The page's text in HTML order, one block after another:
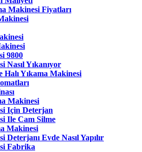
Makinesi Fiyatları
9800
Nasıl Yıkanıyor
Halı Yıkama Makinesi
Makinesi
Için Deterjan
Ile Cam Silme
Makinesi
Deterjanı Evde Nasıl Yapılır
Fabrika